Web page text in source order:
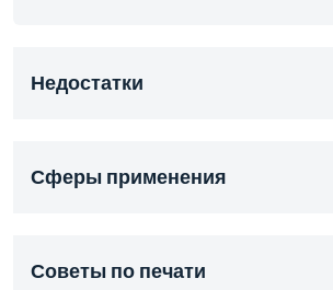
Недостатки
Сферы применения
Советы по печати